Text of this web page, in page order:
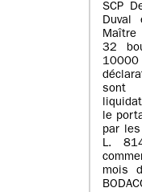
SCP
Duval
32
sont
le
par
L.
mois